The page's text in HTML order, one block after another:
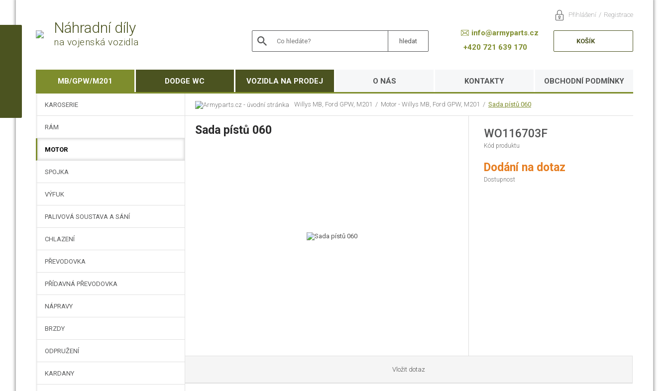
Náhradní díly
na vojenská vozidla
info@armyparts.cz
+420 721 639 170
Přihlášení / Registrace
KOŠÍK
MB/GPW/M201 DODGE WC VOZIDLA NA PRODEJ O NÁS KONTAKTY OBCHODNÍ PODMÍNKY
Willys MB, Ford GPW, M201 / Motor - Willys MB, Ford GPW, M201 / Sada pístů 060
Sada pístů 060 WO116703F
Kód produktu
Dodání na dotaz
Dostupnost
Vložit dotaz
KAROSERIE
RÁM
MOTOR
SPOJKA
VÝFUK
PALIVOVÁ SOUSTAVA A SÁNÍ
CHLAZENÍ
PŘEVODOVKA
PŘÍDAVNÁ PŘEVODOVKA
NÁPRAVY
BRZDY
ODPRUŽENÍ
KARDANY